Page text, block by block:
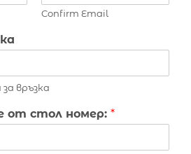
Confirm Email
връзка
от стол номер: *